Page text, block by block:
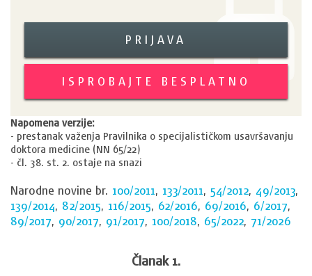
PRIJAVA
ISPROBAJTE BESPLATNO
Napomena verzije:
- prestanak važenja Pravilnika o specijalističkom usavršavanju
doktora medicine (NN 65/22)
- čl. 38. st. 2. ostaje na snazi
Narodne novine br. 100/2011, 133/2011, 54/2012, 49/2013,
139/2014, 82/2015, 116/2015, 62/2016, 69/2016, 6/2017,
89/2017, 90/2017, 91/2017, 100/2018, 65/2022, 71/2026
Članak 1.